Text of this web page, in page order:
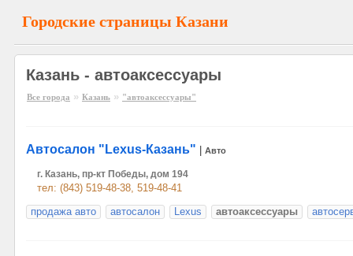
Городские страницы Казани
Казань - автоаксессуары
Все города » Казань » "автоаксессуары"
Автосалон "Lexus-Казань" Авто
г. Казань, пр-кт Победы, дом 194
тел: (843) 519-48-38, 519-48-41
продажа авто
автосалон Lexus автоаксессуары